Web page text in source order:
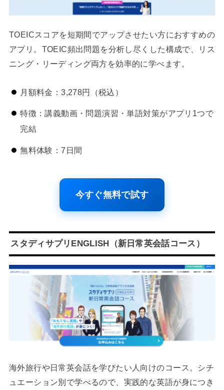
TOEICスコアを短期間でアップさせたい方におすすめの
アプリ。TOEIC頻出問題を分析し尽くした構成で、リス
ニング・リーディング両方を効率的に学べます。
月額料金：3,278円（税込）
特徴：講義動画・問題演習・単語対策がアプリ1つで
完結
無料体験：7日間
今すぐ無料で試す
スタディサプリENGLISH（新日常英会話コース）
海外旅行や日常英会話を学びたい人向けのコース。シチ
ュエーション別で学べるので、実践的な英語が身につき